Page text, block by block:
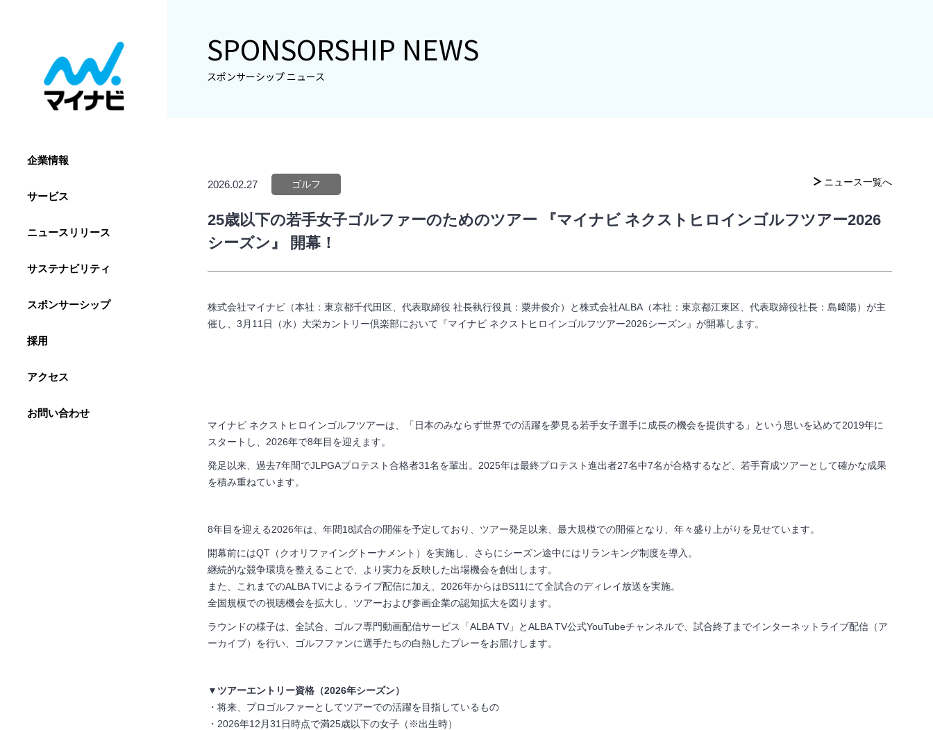
企業情報
サービス
ニュースリリース
サステナビリティ
スポンサーシップ
採用
アクセス
お問い合わせ
SPONSORSHIP NEWS
スポンサーシップ ニュース
2026.02.27 ゴルフ ニュース一覧へ
25歳以下の若手女子ゴルファーのためのツアー 『マイナビ ネクストヒロインゴルフツアー2026
シーズン』 開幕！
株式会社マイナビ（本社：東京都千代田区、代表取締役 社長執行役員：粟井俊介）と株式会社ALBA（本社：東京都江東区、代表取締役社長：島﨑陽）が主
催し、 3 月11日（水）大栄カントリー倶楽部において『マイナビ ネクストヒロインゴルフツアー2026シーズン』が開幕します。
マイナビ ネクストヒロインゴルフツアーは、「日本のみならず世界での活躍を夢見る若手女子選手に成長の機会を提供する」という思いを込めて2019年に
スタートし、 2026年で8年目を迎えます。
発足以来、過去7年間でJLPGAプロテスト合格者31名を輩出。 2025年は最終プロテスト進出者27名中7名が合格するなど、若手育成ツアーとして確かな成果
を積み重ねています。
8年目を迎える2026年は、年間18試合の開催を予定しており、ツアー発足以来、最大規模での開催となり、年々盛り上がりを見せています。
開幕前にはQT （クオリファイングトーナメント）を実施し、さらにシーズン途中にはリランキング制度を導入。
継続的な競争環境を整えることで、より実力を反映した出場機会を創出します。
また、これまでのALBA TVによるライブ配信に加え、 2026年からはBS11 にて全試合のディレイ放送を実施。
全国規模での視聴機会を拡大し、ツアーおよび参画企業の認知拡大を図ります。
ラウンドの様子は、全試合、ゴルフ専⾨動画配信サービス「ALBA TV」とALBA TV公式YouTubeチャンネルで、試合終了までインターネットライブ配信（ア
ーカイブ）を行い、ゴルフファンに選手たちの白熱したプレーをお届けします。
▼ツアーエントリー資格（2026年シーズン）
・将来、プロゴルファーとしてツアーでの活躍を目指しているもの
・ 2026年12 月31 日時点で満25歳以下の女子（※出生時）